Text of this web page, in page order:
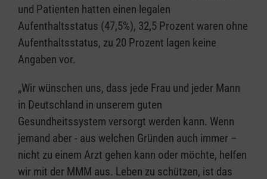
und Patienten hatten einen legalen
Aufenthaltsstatus (47,5%), 32,5 Prozent waren ohne
Aufenthaltsstatus, zu 20 Prozent lagen keine
Angaben vor.
„Wir wünschen uns, dass jede Frau und jeder Mann
in Deutschland in unserem guten
Gesundheitssystem versorgt werden kann. Wenn
jemand aber - aus welchen Gründen auch immer –
nicht zu einem Arzt gehen kann oder möchte, helfen
wir mit der MMM aus. Leben zu schützen, ist das